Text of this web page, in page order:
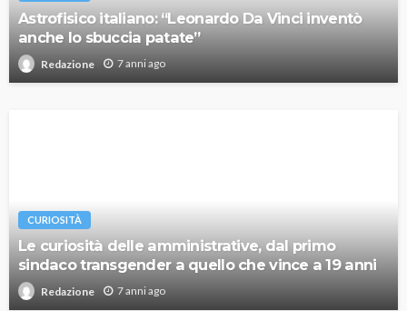
Astrofisico italiano: “Leonardo Da Vinci inventò
anche lo sbuccia patate”
Redazione 7 anni ago
CURIOSITÀ
Le curiosità delle amministrative, dal primo
sindaco transgender a quello che vince a 19 anni
Redazione 7 anni ago